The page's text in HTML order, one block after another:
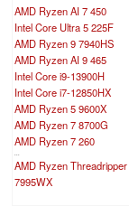
AMD Ryzen AI 7 450
Intel Core Ultra 5 225F
AMD Ryzen 9 7940HS
AMD Ryzen AI 9 465
Intel Core i9-13900H
Intel Core i7-12850HX
AMD Ryzen 5 9600X
AMD Ryzen 7 8700G
AMD Ryzen 7 260
AMD Ryzen
7995WX